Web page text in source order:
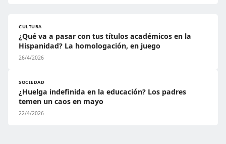
CULTURA
¿Qué va a pasar con tus títulos académicos en la
Hispanidad? La homologación, en juego
26/4/2026
SOCIEDAD
¿Huelga indefinida en la educación? Los padres
temen un caos en mayo
22/4/2026